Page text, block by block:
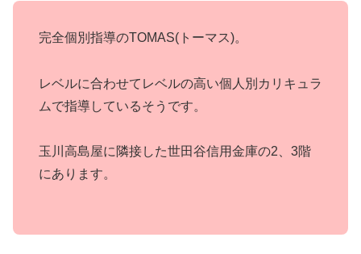
完全個別指導のTOMAS(トーマス)。
レベルに合わせてレベルの高い個人別カリキュラ
ムで指導しているそうです。
玉川高島屋に隣接した世田谷信用金庫の2、3階
にあります。